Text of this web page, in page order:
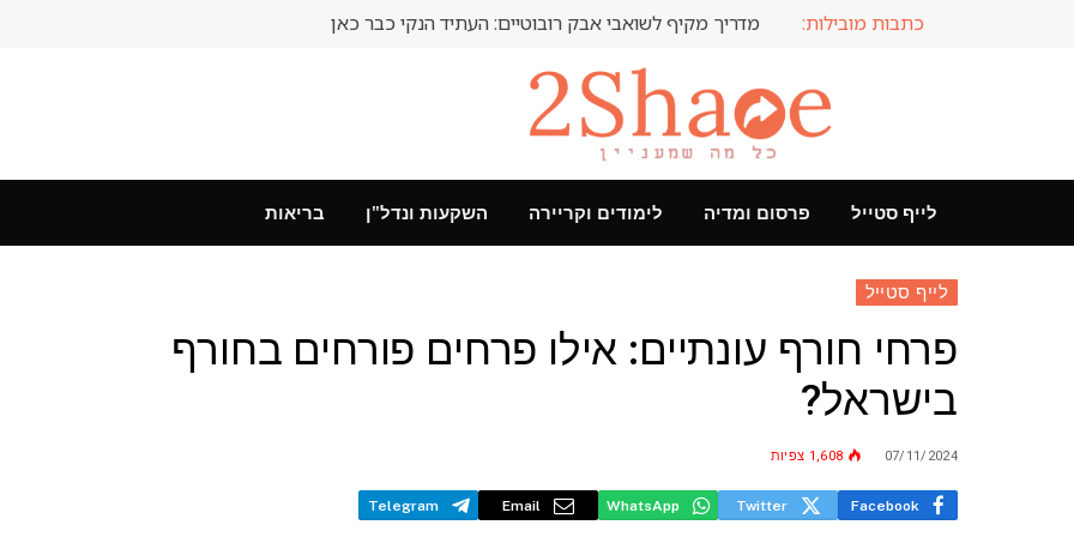
כתבות מובילות: מדריך מקיף לשואבי אבק רובוטיים: העתיד הנקי כבר כאן
לייף סטייל פרסום ומדיה לימודים וקריירה השקעות ונדל"ן בריאות
לייף סטייל
פרחי חורף עונתיים: אילו פרחים פורחים בחורף
בישראל?
07/11/2024
1,608 צפיות
Facebook
Twitter
WhatsApp
Email
Telegram